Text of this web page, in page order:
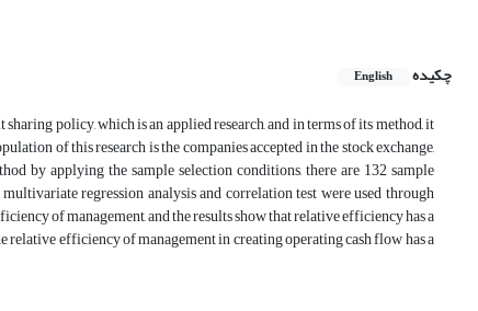
چکیده
English
policy, which is an applied research, and in terms of its method, it
of this research is the companies accepted in the stock exchange,
by applying the sample selection conditions, there are 132 sample
regression analysis and correlation test were used through
of management, and the results show that relative efficiency has a
efficiency of management in creating operating cash flow has a